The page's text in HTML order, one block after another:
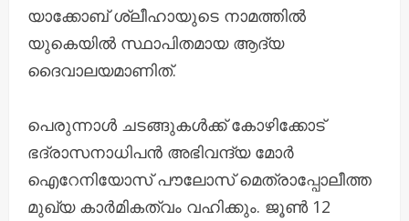
യാക്കോബ് ശ്ലീഹായുടെ നാമത്തിൽ
യുകെയിൽ സ്ഥാപിതമായ ആദ്യ
ദൈവാലയമാണിത്.
പെരുന്നാൾ ചടങ്ങുകൾക്ക് കോഴിക്കോട്
ഭദ്രാസനാധിപൻ അഭിവന്ദ്യ മോർ
ഐറേനിയോസ് പൗലോസ് മെത്രാപ്പോലീത്ത
മുഖ്യ കാർമികത്വം വഹിക്കും. ജൂൺ 12